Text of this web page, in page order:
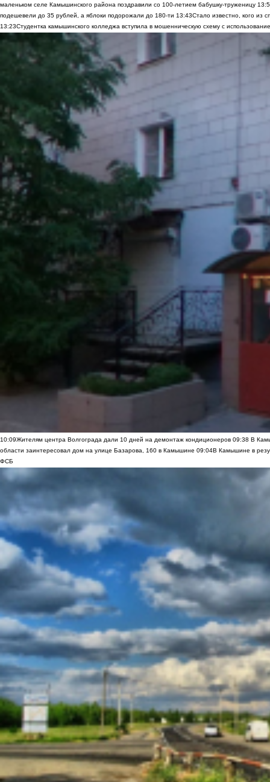
маленьком селе Камышинского района поздравили со 100-летием бабушку-труженицу
подешевели до 35 рублей, а яблоки подорожали до 180-ти 13:43Стало известно, кого из
13:23Студентка камышинского колледжа вступила в мошенническую схему с
10:09Жителям центра Волгограда дали 10 дней на демонтаж кондиционеров 09:38 В
области заинтересовал дом на улице Базарова, 160 в Камышине 09:04В Камышине в
ФСБ